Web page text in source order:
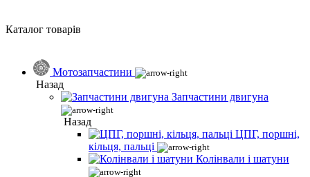
Каталог товарів
Мотозапчастини
Назад
Запчастини двигуна
Назад
ЦПГ, поршні,
кільця, пальці
Колінвали і шатуни